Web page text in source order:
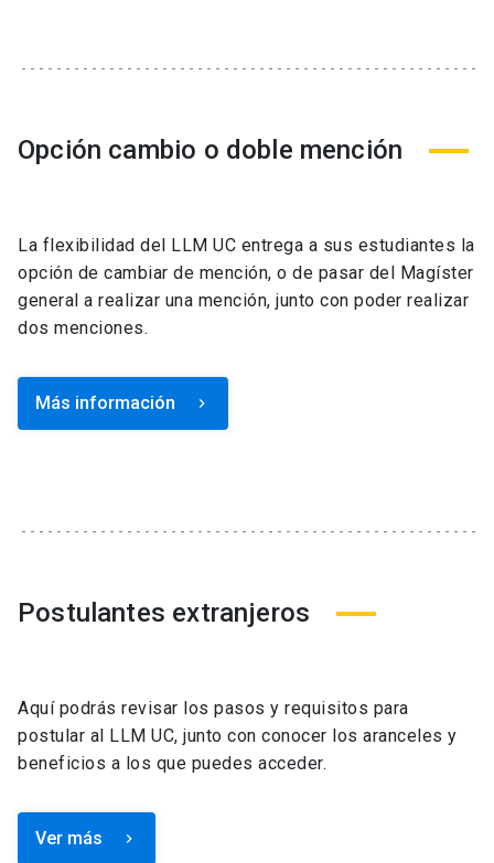
Opción cambio o doble mención
La flexibilidad del LLM UC entrega a sus estudiantes la
opción de cambiar de mención, o de pasar del Magíster
general a realizar una mención, junto con poder realizar
dos menciones.
Más información keyboard_arrow_right
Postulantes extranjeros
Aquí podrás revisar los pasos y requisitos para
postular al LLM UC, junto con conocer los aranceles y
beneficios a los que puedes acceder.
Ver más keyboard_arrow_right